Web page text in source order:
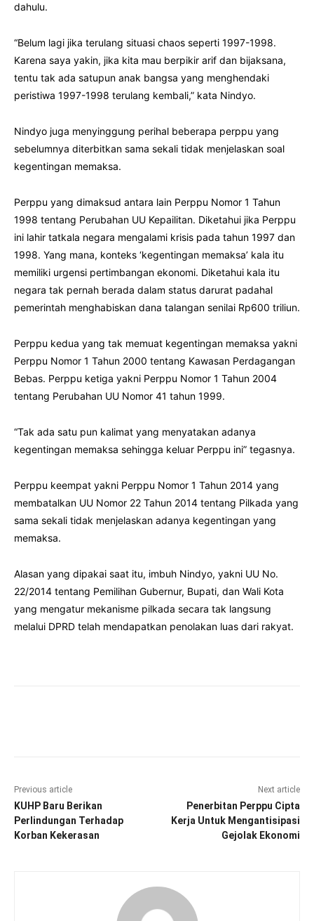
dahulu.
“Belum lagi jika terulang situasi chaos seperti 1997-1998.
Karena saya yakin, jika kita mau berpikir arif dan bijaksana,
tentu tak ada satupun anak bangsa yang menghendaki
peristiwa 1997-1998 terulang kembali,” kata Nindyo.
Nindyo juga menyinggung perihal beberapa perppu yang
sebelumnya diterbitkan sama sekali tidak menjelaskan soal
kegentingan memaksa.
Perppu yang dimaksud antara lain Perppu Nomor 1 Tahun
1998 tentang Perubahan UU Kepailitan. Diketahui jika Perppu
ini lahir tatkala negara mengalami krisis pada tahun 1997 dan
1998. Yang mana, konteks ‘kegentingan memaksa’ kala itu
memiliki urgensi pertimbangan ekonomi. Diketahui kala itu
negara tak pernah berada dalam status darurat padahal
pemerintah menghabiskan dana talangan senilai Rp600 triliun.
Perppu kedua yang tak memuat kegentingan memaksa yakni
Perppu Nomor 1 Tahun 2000 tentang Kawasan Perdagangan
Bebas. Perppu ketiga yakni Perppu Nomor 1 Tahun 2004
tentang Perubahan UU Nomor 41 tahun 1999.
“Tak ada satu pun kalimat yang menyatakan adanya
kegentingan memaksa sehingga keluar Perppu ini” tegasnya.
Perppu keempat yakni Perppu Nomor 1 Tahun 2014 yang
membatalkan UU Nomor 22 Tahun 2014 tentang Pilkada yang
sama sekali tidak menjelaskan adanya kegentingan yang
memaksa.
Alasan yang dipakai saat itu, imbuh Nindyo, yakni UU No.
22/2014 tentang Pemilihan Gubernur, Bupati, dan Wali Kota
yang mengatur mekanisme pilkada secara tak langsung
melalui DPRD telah mendapatkan penolakan luas dari rakyat.
Previous article
KUHP Baru Berikan
Perlindungan Terhadap
Korban Kekerasan
Next article
Penerbitan Perppu Cipta
Kerja Untuk Mengantisipasi
Gejolak Ekonomi